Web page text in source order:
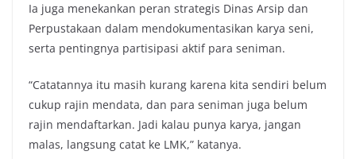
Ia juga menekankan peran strategis Dinas Arsip dan
Perpustakaan dalam mendokumentasikan karya seni,
serta pentingnya partisipasi aktif para seniman.
“Catatannya itu masih kurang karena kita sendiri belum
cukup rajin mendata, dan para seniman juga belum
rajin mendaftarkan. Jadi kalau punya karya, jangan
malas, langsung catat ke LMK,” katanya.